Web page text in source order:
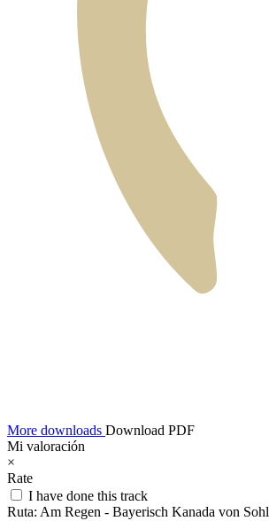
More downloads Download PDF
Mi valoración
×
Rate
I have done this track
Ruta: Am Regen - Bayerisch Kanada von Sohl